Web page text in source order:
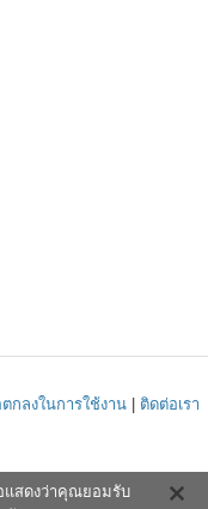
กลงในการใช้งาน| ติดต่อเรา
แสดงว่าคุณยอมรับ